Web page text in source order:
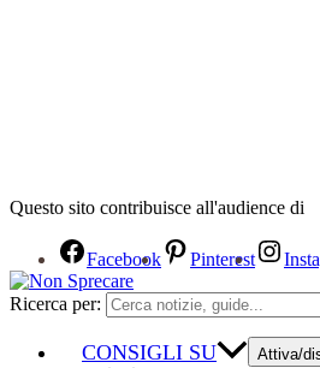
Questo sito contribuisce all'audience di
Facebook Pinterest
Ricerca per:
CONSIGLI SU Attiva/